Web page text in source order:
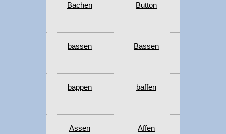
Bachen Button
bassen Bassen
bappen baffen
Assen Affen